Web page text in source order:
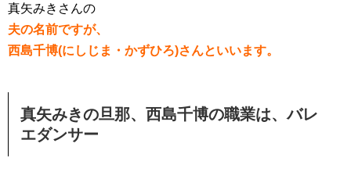
真矢みきさんの
夫の名前ですが、
西島千博(にしじま・かずひろ)さんといいます。
真矢みきの旦那、西島千博の職業は、バレ
エダンサー